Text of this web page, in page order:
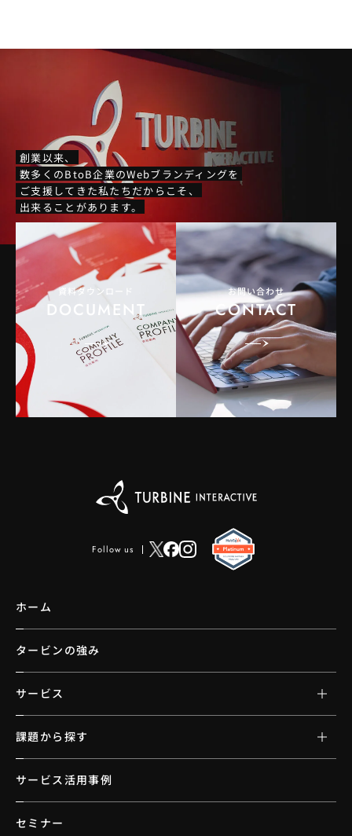
創業以来、
数多くのBtoB企業のWebブランディングを
ご支援してきた私たちだからこそ、
出来ることがあります。
資料ダウンロード
DOCUMENT
お問い合わせ
CONTACT
Follow us
ホーム
タービンの強み
サービス
課題から探す
サービス活用事例
セミナー